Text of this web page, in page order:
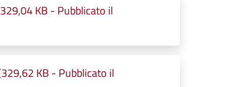
KB - Pubblicato il
KB - Pubblicato il